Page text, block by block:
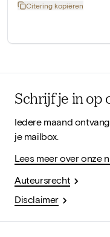
Citering kopiëren
Schrijf je in op
Iedere maand
je mailbox.
Lees meer over onze
Auteursrecht
Disclaimer